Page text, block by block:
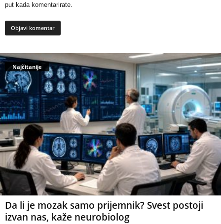
put kada komentarirate.
Najčitanije
Da li je mozak samo prijemnik? Svest postoji
izvan nas, kaže neurobiolog